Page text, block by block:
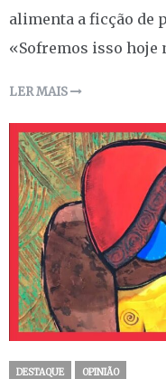
alimenta a ficção de
«Sofremos isso hoje
LER MAIS
DESTAQUE OPINIÃO